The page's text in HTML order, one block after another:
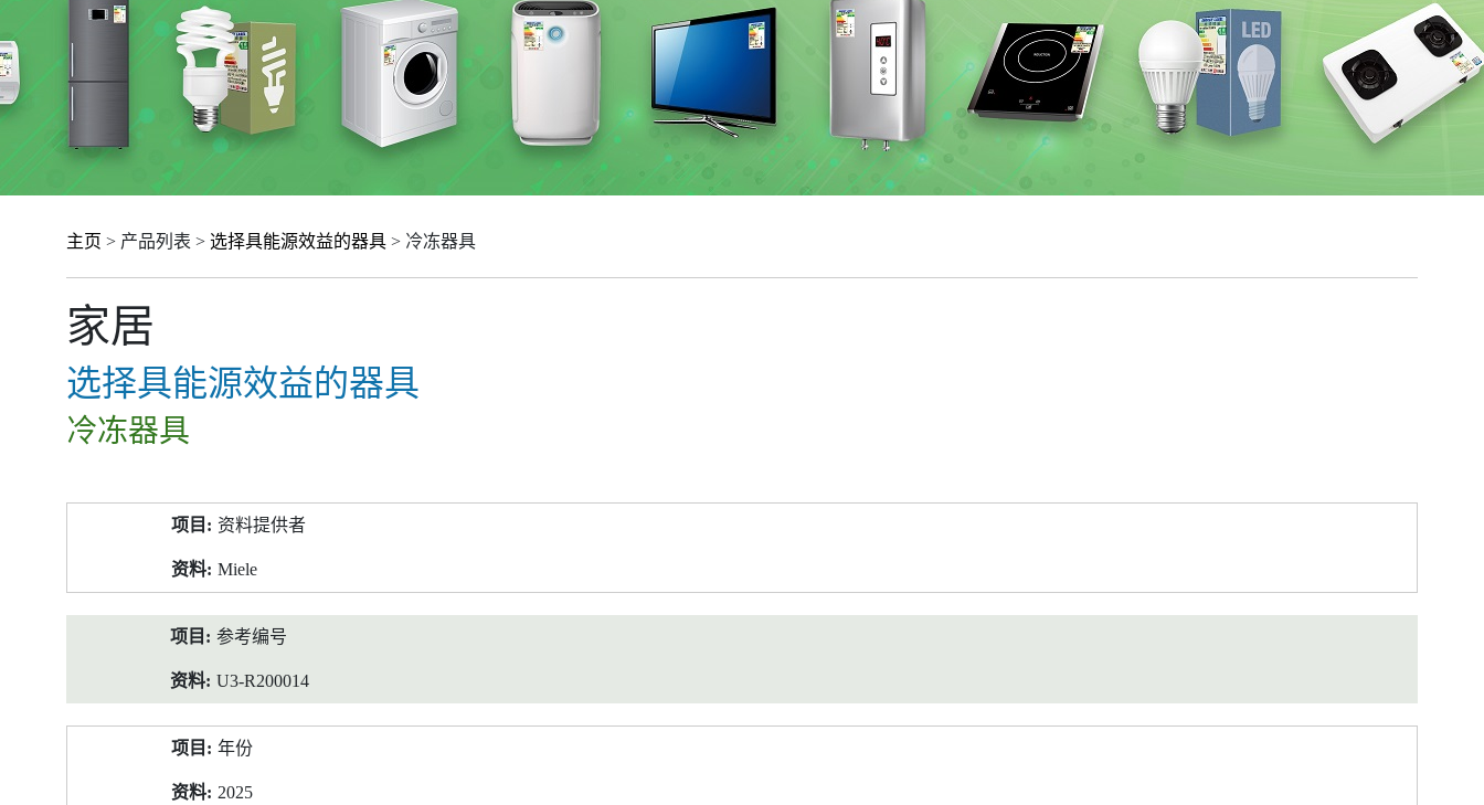
主页 > 产品列表 > 选择具能源效益的器具 > 冷冻器具
家居
选择具能源效益的器具
冷冻器具
料
资料提供者
Miele
参考编号
U3-R200014
年份
2025